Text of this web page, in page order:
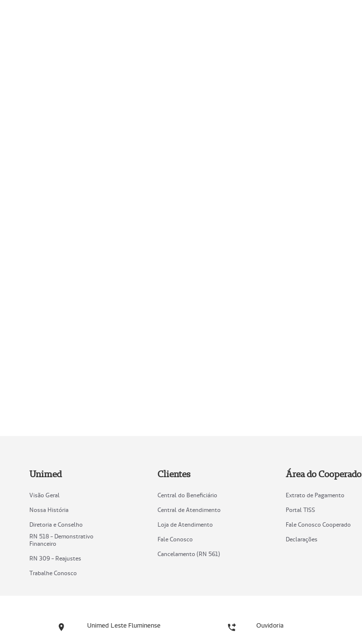
Unimed
Visão Geral
Nossa História
Diretoria e Conselho
RN 518 - Demonstrativo
Financeiro
RN 309 - Reajustes
Trabalhe Conosco
Clientes
Central do Beneficiário
Central de Atendimento
Loja de Atendimento
Fale Conosco
Cancelamento (RN 561)
Área do Cooperado
Extrato de Pagamento
Portal TISS
Fale Conosco Cooperado
Declarações
Unimed Leste Fluminense Ouvidoria